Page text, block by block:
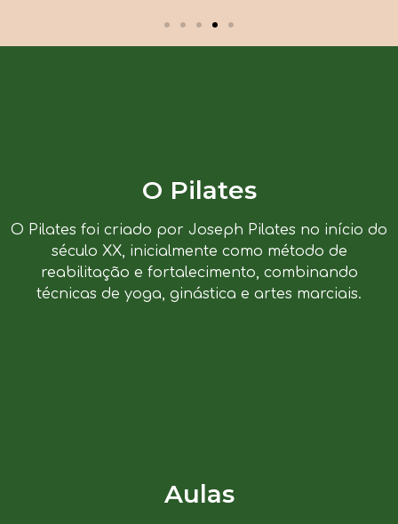
O Pilates
O Pilates foi criado por Joseph Pilates no início do
século XX, inicialmente como método de
reabilitação e fortalecimento, combinando
técnicas de yoga, ginástica e artes marciais.
Aulas